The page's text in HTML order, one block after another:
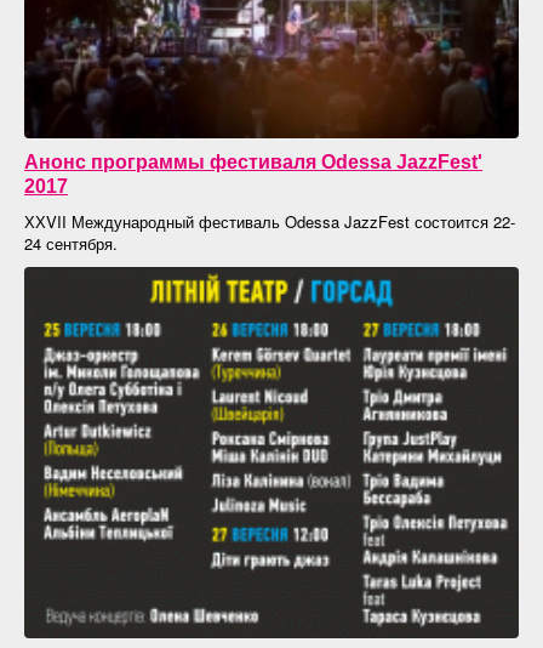
Анонс программы фестиваля Odessa JazzFest'
2017
ХХVII Международный фестиваль Odessa JazzFest состоится 22-
24 сентября.